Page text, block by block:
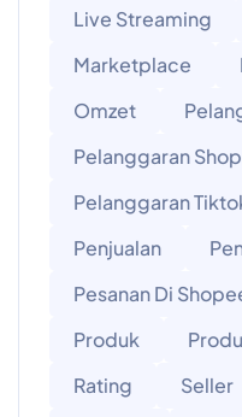
Live Streaming
Marketplace
Omzet
Pelanggaran
Pelanggaran
Penjualan
Pesanan Di
Produk
Rating
Seller